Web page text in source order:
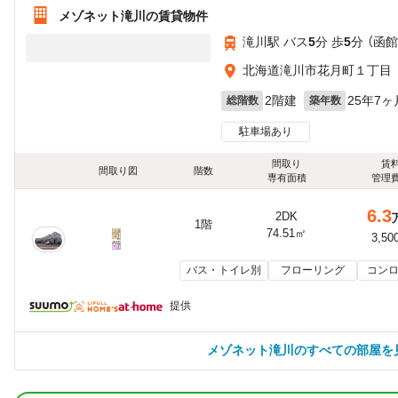
メゾネット滝川の賃貸物件
滝川駅 バス5分 歩5分 （函
北海道滝川市花月町１丁目
総階数 2階建 築年数 25年7ヶ
駐車場あり
間取り図 階数
間取り
専有面積
賃
管理
1階
2DK
74.51㎡
6.3
バス・トイレ別 フローリング コン
提供
メゾネット滝川のすべての部屋を